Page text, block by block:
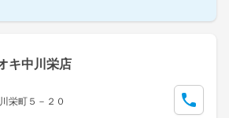
キ中川栄店
栄町５－２０